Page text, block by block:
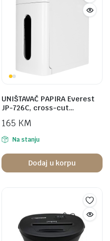
UNIŠTAVAČ PAPIRA Everest
JP-726C, cross-cut…
165 KM
Na stanju
Dodaj u korpu